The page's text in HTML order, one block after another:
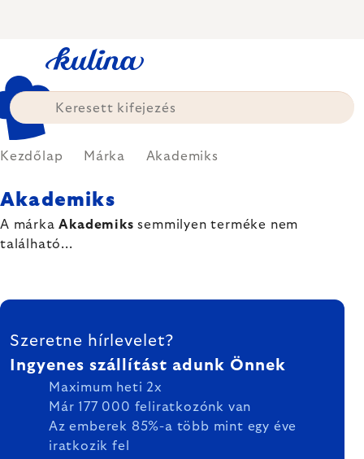
tartalomhoz
Kezdőlap Márka Akademiks
Akademiks
A márkaAkademiks semmilyen terméke nem
található...
LÁBLÉC
Szeretne hírlevelet?
Ingyenes szállítást adunk Önnek
Maximum heti 2x
Már 177 000 feliratkozónk van
Az emberek 85%-a több mint egy éve
iratkozik fel